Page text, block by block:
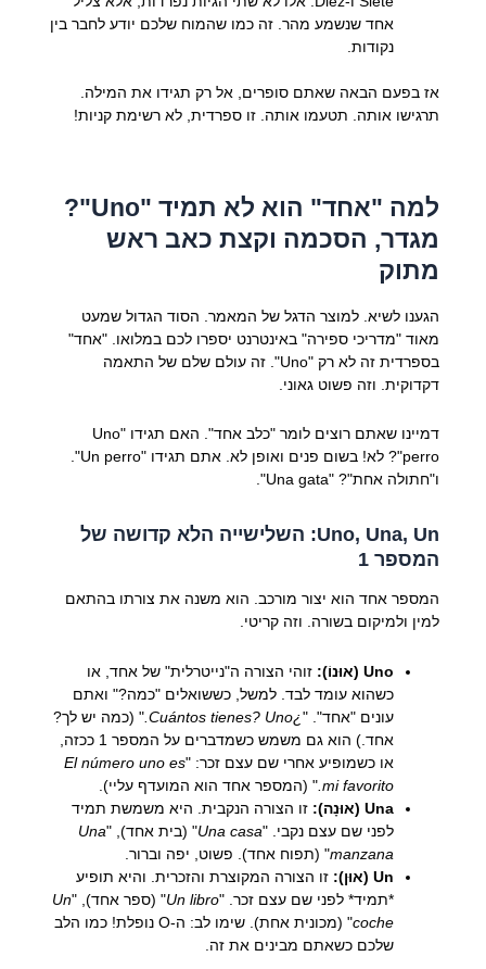
אחד שנשמע מהר. זה כמו שהמוח שלכם יודע לחבר בין
נקודות.
אז בפעם הבאה שאתם סופרים, אל רק תגידו את המילה.
תרגישו אותה. תטעמו אותה. זו ספרדית, לא רשימת קניות!
למה "אחד" הוא לא תמיד "Uno"?
מגדר, הסכמה וקצת כאב ראש
מתוק
הגענו לשיא. למוצר הדגל של המאמר. הסוד הגדול שמעט
מאוד "מדריכי ספירה" באינטרנט יספרו לכם במלואו. "אחד"
בספרדית זה לא רק "Uno". זה עולם שלם של התאמה
דקדוקית. וזה פשוט גאוני.
דמיינו שאתם רוצים לומר "כלב אחד". האם תגידו "Uno
perro"? לא! בשום פנים ואופן לא. אתם תגידו "Un perro".
ו"חתולה אחת"? "Una gata".
Uno, Una, Un: השלישייה הלא קדושה של
המספר 1
המספר אחד הוא יצור מורכב. הוא משנה את צורתו בהתאם
למין ולמיקום בשורה. וזה קריטי.
Uno (אוּנוֹ):
זוהי הצורה ה"נייטרלית" של אחד, או
כשהוא עומד לבד. למשל, כששואלים "כמה?" ואתם
עונים "אחד". "¿Cuántos tienes? Uno.
" (כמה יש לך?
אחד.) הוא גם משמש כשמדברים על המספר 1 ככזה,
או כשמופיע אחרי שם עצם זכר: "El número uno es
mi favorito. " (המספר אחד הוא המועדף עליי).
Una (אוּנָה):
זו הצורה הנקבית. היא משמשת תמיד
לפני שם עצם נקבי. "Una casa" (בית אחד), "Una
manzana" (תפוח אחד). פשוט, יפה וברור.
Un (אוּן):
זו הצורה המקוצרת והזכרית. והיא תופיע
*תמיד* לפני שם עצם זכר. "Un libro" (ספר אחד), "Un
coche
" (מכונית אחת). שימו לב: ה-O נופלת! כמו הלב
שלכם כשאתם מבינים את זה.